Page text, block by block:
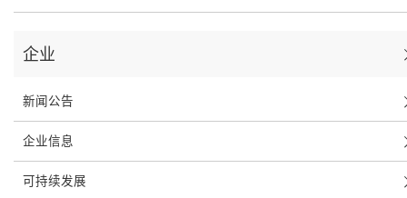
企业
新闻公告
企业信息
可持续发展